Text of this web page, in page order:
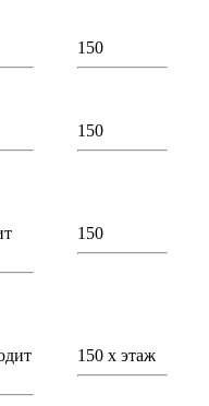
150
150
150
150 х этаж